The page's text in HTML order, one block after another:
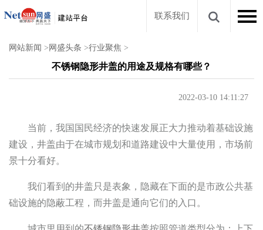
联系我们
网站新闻 > 网盛头条 >行业聚焦 >
不锈钢隐形井盖的用途及规格有哪些？
2022-03-10 14:11:27
当前，我国国民经济的快速发展正大力推动着基础设施
建设，井盖由于在城市规划和道路建设中大量使用，市场前
景十分看好。
我们看到的井盖只是表象，隐藏在下面的是市政公共基
础设施的隐蔽工程，而井盖是通向它们的入口。